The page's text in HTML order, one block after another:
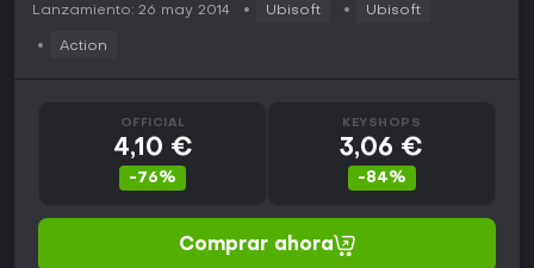
Lanzamiento: 26 may 2014 Ubisoft Ubisoft
Action
OFFICIAL
4,10 €
-76%
KEYSHOPS
3,06 €
-84%
Comprar ahora